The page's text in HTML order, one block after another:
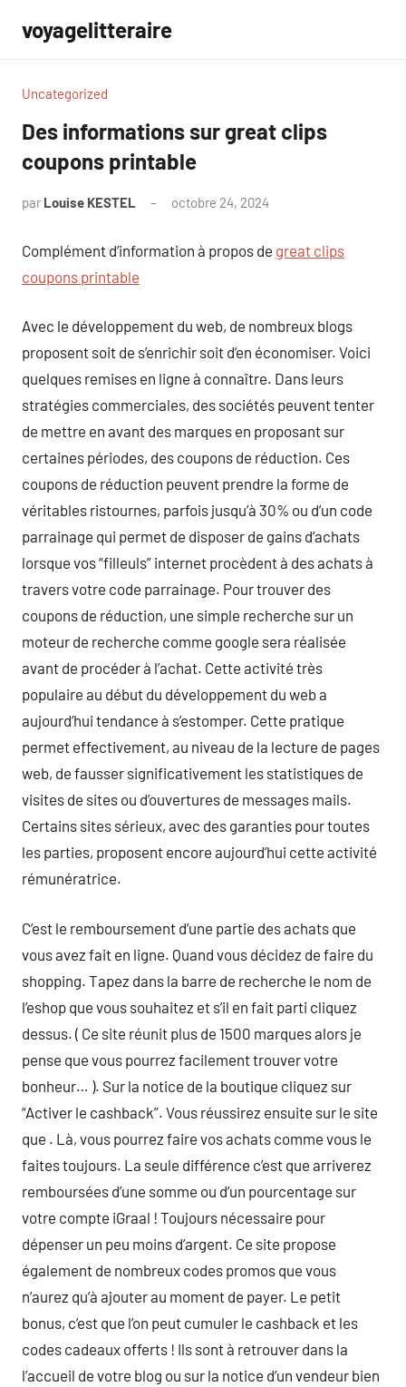
contenu
voyagelitteraire
Uncategorized
Des informations sur great clips
coupons printable
par Louise KESTEL octobre 24, 2024
Complément d’information à propos de great clips
coupons printable
Avec le développement du web, de nombreux blogs
proposent soit de s’enrichir soit d’en économiser. Voici
quelques remises en ligne à connaître. Dans leurs
stratégies commerciales, des sociétés peuvent tenter
de mettre en avant des marques en proposant sur
certaines périodes, des coupons de réduction. Ces
coupons de réduction peuvent prendre la forme de
véritables ristournes, parfois jusqu’à 30% ou d’un code
parrainage qui permet de disposer de gains d’achats
lorsque vos “filleuls” internet procèdent à des achats à
travers votre code parrainage. Pour trouver des
coupons de réduction, une simple recherche sur un
moteur de recherche comme google sera réalisée
avant de procéder à l’achat. Cette activité très
populaire au début du développement du web a
aujourd’hui tendance à s’estomper. Cette pratique
permet effectivement, au niveau de la lecture de pages
web, de fausser significativement les statistiques de
visites de sites ou d’ouvertures de messages mails.
Certains sites sérieux, avec des garanties pour toutes
les parties, proposent encore aujourd’hui cette activité
rémunératrice.
C’est le remboursement d’une partie des achats que
vous avez fait en ligne. Quand vous décidez de faire du
shopping. Tapez dans la barre de recherche le nom de
l’eshop que vous souhaitez et s’il en fait parti cliquez
dessus. ( Ce site réunit plus de 1500 marques alors je
pense que vous pourrez facilement trouver votre
bonheur… ). Sur la notice de la boutique cliquez sur
“Activer le cashback”. Vous réussirez ensuite sur le site
que . Là, vous pourrez faire vos achats comme vous le
faites toujours. La seule différence c’est que arriverez
remboursées d’une somme ou d’un pourcentage sur
votre compte iGraal ! Toujours nécessaire pour
dépenser un peu moins d’argent. Ce site propose
également de nombreux codes promos que vous
n’aurez qu’à ajouter au moment de payer. Le petit
bonus, c’est que l’on peut cumuler le cashback et les
codes cadeaux offerts ! Ils sont à retrouver dans la
l’accueil de votre blog ou sur la notice d’un vendeur bien